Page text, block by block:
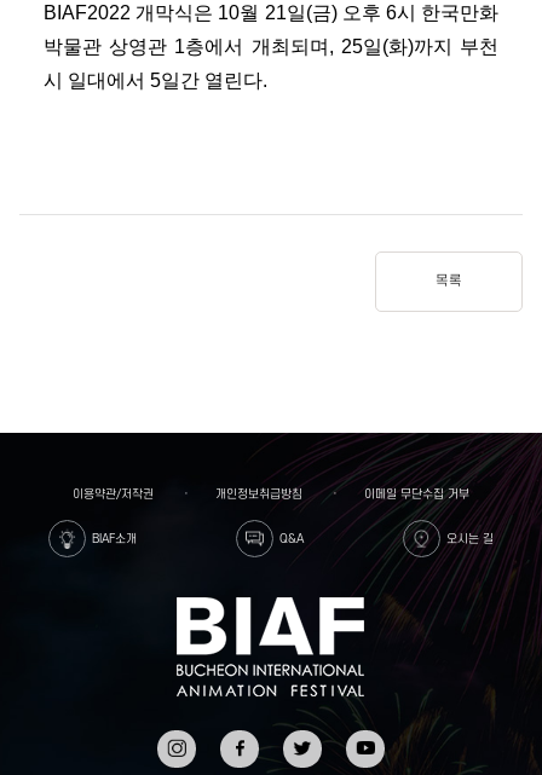
BIAF2022 개막식은 10월 21일(금) 오후 6시 한국만화
박물관 상영관 1층에서 개최되며, 25일(화)까지 부천
시 일대에서 5일간 열린다.
목록
이용약관/저작권 개인정보취급방침 이메일 무단수집 거부
BIAF소개 Q&A 오시는 길
인스타
그램
페이스
북
트위터 유튜브